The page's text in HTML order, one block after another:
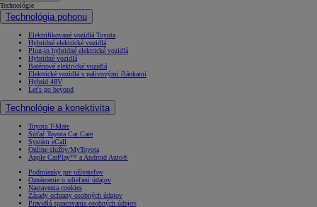
Technológie
Technológia pohonu
Elektrifikované vozidlá Toyota
Hybridné elektrické vozidlá
Plug-in hybridné elektrické vozidlá
Hybridné vozidlá
Batériové elektrické vozidlá
Elektrické vozidlá s palivovými článkami
Hybrid 48V
Let's go beyond
Technológie a konektivita
Toyota T-Mate
Súťaž Toyota Car Care
Systém eCall
Online služby/MyToyota
Apple CarPlay™ a Android Auto®
Podmienky pre užívateľov
Oznámenie o zdieľaní údajov
Nastavenia cookies
Zásady ochrany osobných údajov
Pravidlá spracovania osobných údajov